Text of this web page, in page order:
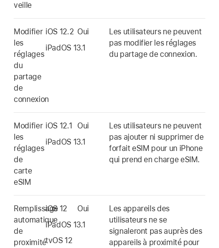
veille
Modifier
les
réglages
du
partage
de
connexion
iOS 12.2
iPadOS 13.1
Oui
Les utilisateurs ne peuvent
pas modifier les réglages
du partage de connexion.
Modifier
les
réglages
de
carte
eSIM
iOS 12.1
iPadOS 13.1
Oui
Les utilisateurs ne peuvent
pas ajouter ni supprimer de
forfait eSIM pour un iPhone
qui prend en charge eSIM.
Remplissage
automatique
de
proximité
iOS 12
iPadOS 13.1
tvOS 12
Oui
Les appareils des
utilisateurs ne se
signaleront pas auprès des
appareils à proximité pour